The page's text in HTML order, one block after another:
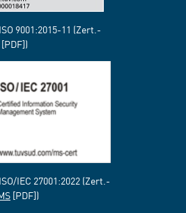
9001:2015-11 (Zert.-
[PDF])
IEC 27001:2022 (Zert.-
[PDF])